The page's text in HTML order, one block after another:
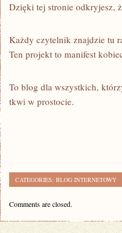
Dzięki tej stronie odkryjesz,
Każdy czytelnik znajdzie tu
Ten projekt to manifest
To blog dla wszystkich,
tkwi w prostocie.
CATEGORIES: BLOG INTERNETOWY
Comments are closed.